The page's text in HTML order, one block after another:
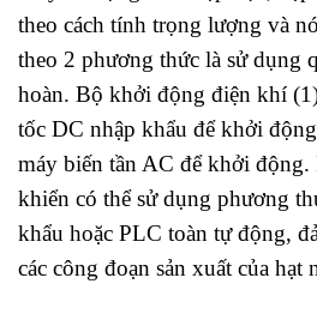
theo cách tính trọng lượng và
theo 2 phương thức là sử dụng
hoàn. Bộ khởi động điện khí
tốc DC nhập khẩu để khởi
máy biến tần AC để khởi động.
khiển có thể sử dụng phương
khẩu hoặc PLC toàn tự động,
các công đoạn sản xuất của hạt